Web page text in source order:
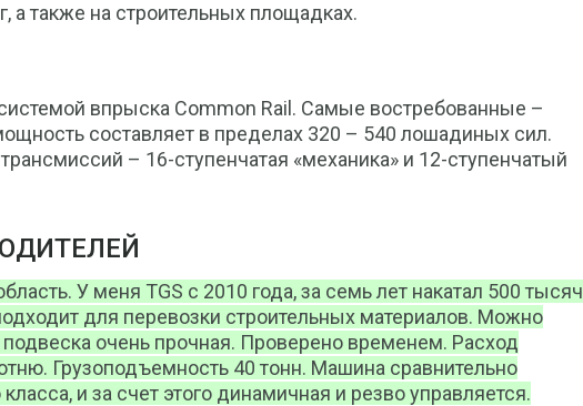
а также на строительных площадках.
впрыска Common Rail. Самые востребованные –
составляет в пределах 320 – 540 лошадиных сил.
– 16-ступенчатая «механика» и 12-ступенчатый
У меня TGS с 2010 года, за семь лет накатал 500 тысяч
для перевозки строительных материалов. Можно
подвеска очень прочная. Проверено временем. Расход
Грузоподъемность 40 тонн. Машина сравнительно
и за счет этого динамичная и резво управляется.